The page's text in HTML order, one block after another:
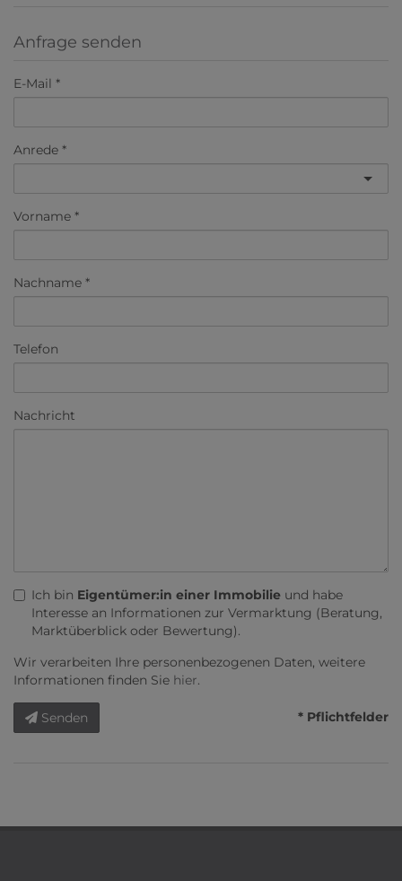
Anfrage senden
E-Mail
Anrede
Vorname
Nachname
Telefon
Nachricht
Ich bin Eigentümer:in einer Immobilie und habe
Interesse an Informationen zur Vermarktung (Beratung,
Marktüberblick oder Bewertung).
Wir verarbeiten Ihre personenbezogenen Daten, weitere
Informationen finden Sie hier.
Senden * Pflichtfelder